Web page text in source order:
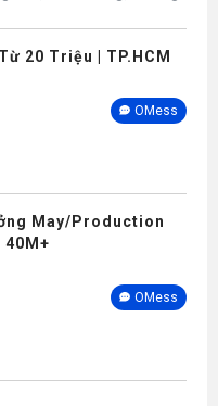
20 Triệu | TP.HCM
OMess
May/Production
40M+
OMess